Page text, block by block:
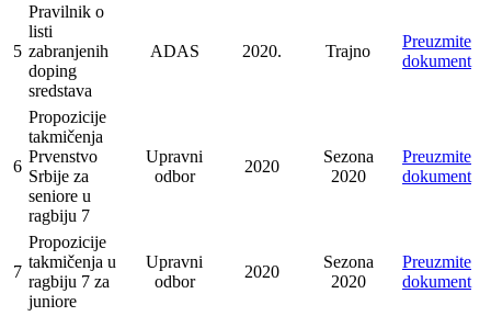
5
Pravilnik o
listi
zabranjenih
doping
sredstava
ADAS 2020. Trajno
Preuzmite
dokument
6
Propozicije
takmičenja
Prvenstvo
Srbije za
seniore u
ragbiju 7
Upravni
odbor
2020
Sezona
2020
Preuzmite
dokument
7
Propozicije
takmičenja u
ragbiju 7 za
juniore
Upravni
odbor
2020
Sezona
2020
Preuzmite
dokument